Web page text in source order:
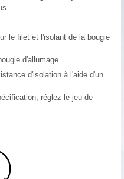
le filet et l'isolant de la bougie
d'allumage.
d'isolation à l'aide d'un
réglez le jeu de